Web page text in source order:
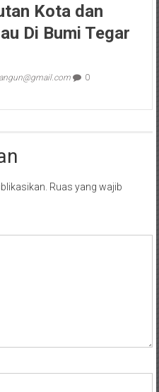
Kota dan
Di Bumi Tegar
0
Ruas yang wajib